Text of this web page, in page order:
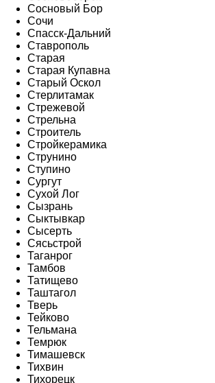
Сосновый Бор
Сочи
Спасск-Дальний
Ставрополь
Старая
Старая Купавна
Старый Оскол
Стерлитамак
Стрежевой
Стрельна
Строитель
Стройкерамика
Струнино
Ступино
Сургут
Сухой Лог
Сызрань
Сыктывкар
Сысерть
Сясьстрой
Таганрог
Тамбов
Татищево
Таштагол
Тверь
Тейково
Тельмана
Темрюк
Тимашевск
Тихвин
Тихорецк